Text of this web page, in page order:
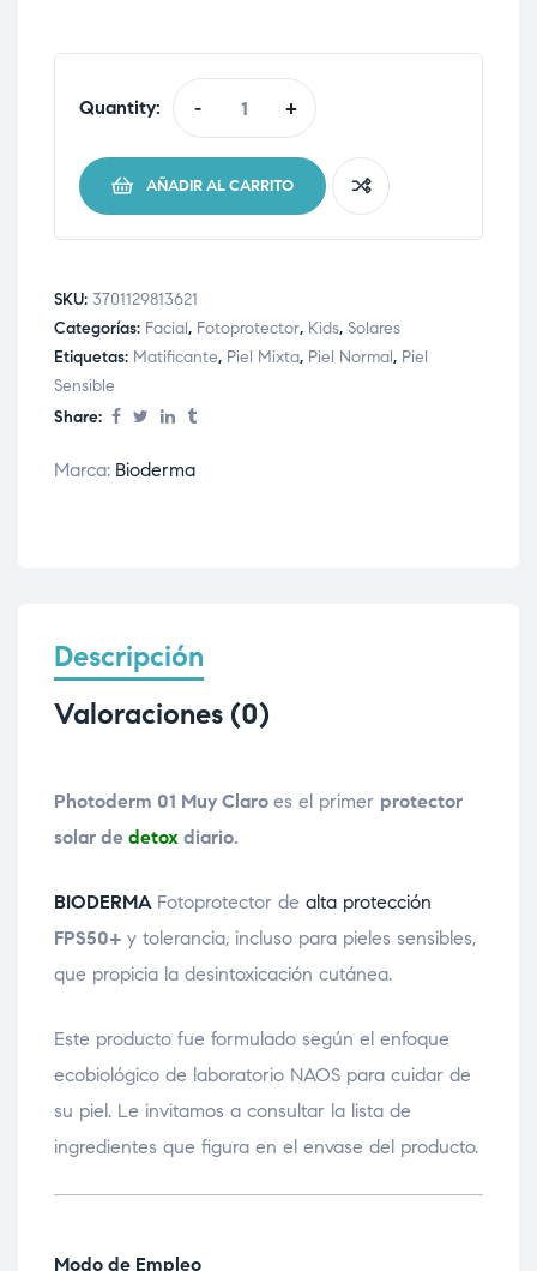
Quantity: - +
AÑADIR AL CARRITO
SKU: 3701129813621
Categorías: Facial, Fotoprotector, Kids, Solares
Etiquetas: Matificante, Piel Mixta, Piel Normal, Piel
Sensible
Share:
Marca: Bioderma
Descripción
Valoraciones (0)
Photoderm 01 Muy Claro es el primer protector
solar de detox diario.
BIODERMA Fotoprotector de alta protección
FPS50+ y tolerancia, incluso para pieles sensibles,
que propicia la desintoxicación cutánea.
Este producto fue formulado según el enfoque
ecobiológico de laboratorio NAOS para cuidar de
su piel. Le invitamos a consultar la lista de
ingredientes que figura en el envase del producto.
Modo de Empleo